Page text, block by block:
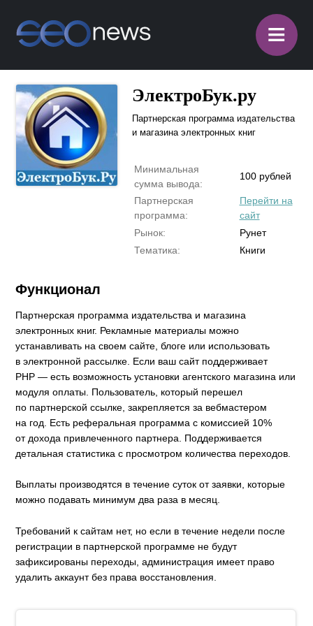
≡
ЭлектроБук.ру
Партнерская программа издательства
и магазина электронных книг
Минимальная
сумма вывода:
100 рублей
Партнерская
программа:
Перейти на
сайт
Рынок:
Рунет
Тематика:
Книги
Функционал
Партнерская программа издательства и магазина
электронных книг. Рекламные материалы можно
устанавливать на своем сайте, блоге или использовать
в электронной рассылке. Если ваш сайт поддерживает
PHP — есть возможность установки агентского магазина или
модуля оплаты. Пользователь, который перешел
по партнерской ссылке, закрепляется за вебмастером
на год. Есть реферальная программа с комиссией 10%
от дохода привлеченного партнера. Поддерживается
детальная статистика с просмотром количества переходов.
Выплаты производятся в течение суток от заявки, которые
можно подавать минимум два раза в месяц.
Требований к сайтам нет, но если в течение недели после
регистрации в партнерской программе не будут
зафиксированы переходы, администрация имеет право
удалить аккаунт без права восстановления.